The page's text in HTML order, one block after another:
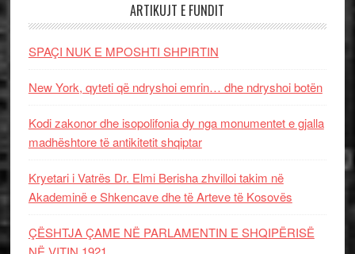
ARTIKUJT E FUNDIT
SPAÇI NUK E MPOSHTI SHPIRTIN
New York, qyteti që ndryshoi emrin… dhe ndryshoi botën
Kodi zakonor dhe isopolifonia dy nga monumentet e gjalla
madhështore të antikitetit shqiptar
Kryetari i Vatrës Dr. Elmi Berisha zhvilloi takim në
Akademinë e Shkencave dhe të Arteve të Kosovës
ÇËSHTJA ÇAME NË PARLAMENTIN E SHQIPËRISË